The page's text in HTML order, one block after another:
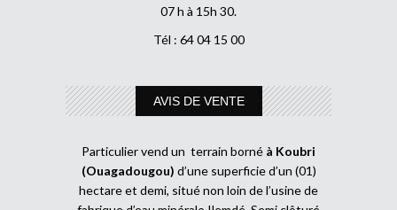
07 h à 15h 30.
Tél : 64 04 15 00
AVIS DE VENTE
Particulier vend un terrain borné à Koubri
(Ouagadougou) d’une superficie d’un (01)
hectare et demi, situé non loin de l’usine de